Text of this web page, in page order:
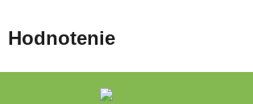
Hodnotenie